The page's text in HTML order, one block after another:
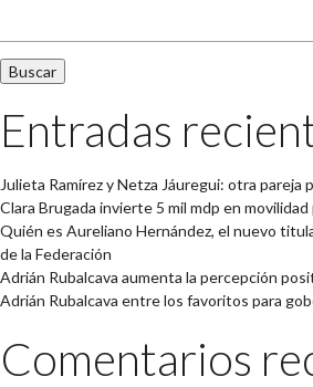
Entradas
Julieta Ramírez y Netza Jáuregui: otra pareja
Clara Brugada invierte 5 mil mdp en movilidad
Quién es Aureliano Hernández, el nuevo
de la Federación
Adrián Rubalcava aumenta la percepción
Adrián Rubalcava entre los favoritos para
Comentarios